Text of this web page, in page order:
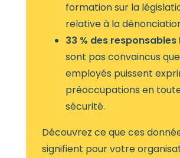
formation sur la
relative à la
33 % des responsables
sont pas convaincus
employés puissent
préoccupations en
sécurité.
Découvrez ce que ces
signifient pour votre